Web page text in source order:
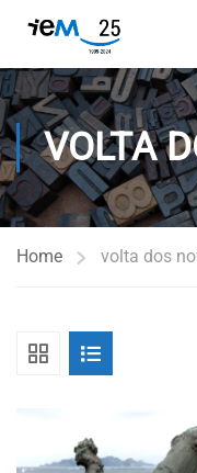
VOLTA
Home volta dos